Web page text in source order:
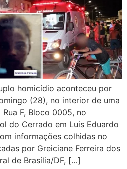
homicídio aconteceu por
(28), no interior de uma
F, Bloco 0005, no
do Cerrado em Luis Eduardo
informações colhidas no
por Greiciane Ferreira dos
de Brasília/DF, […]